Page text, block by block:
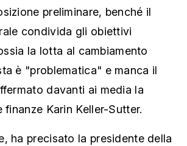
preliminare, benché il
condivida gli obiettivi
la lotta al cambiamento
è "problematica" e manca il
davanti ai media la
finanze Karin Keller-Sutter.
ha precisato la presidente della